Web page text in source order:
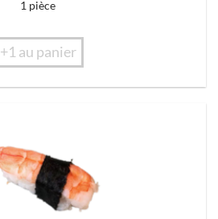
1 pièce
+1 au panier